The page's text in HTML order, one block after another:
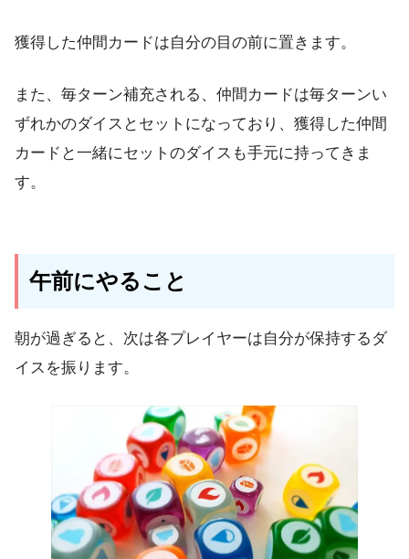
獲得した仲間カードは自分の目の前に置きます。
また、毎ターン補充される、仲間カードは毎ターンい
ずれかのダイスとセットになっており、獲得した仲間
カードと一緒にセットのダイスも手元に持ってきま
す。
午前にやること
朝が過ぎると、次は各プレイヤーは自分が保持するダ
イスを振ります。